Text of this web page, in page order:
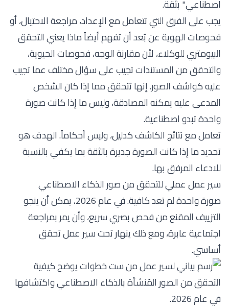
اصطناعي" بثقة.
يجب على الفرق التي تتعامل مع الإعداد، مراجعة الاحتيال، أو
فحوصات الهوية عن بُعد أن تفهم أيضاًماذا يعني التحقق
البيومتري للوكلاء، لأن مقارنة الوجه، فحوصات الحيوية،
والتحقق من المستندات تجيب على سؤال مختلف عما تجيب
عليه كواشف الصور. إنها تتحقق مما إذا كان الشخص
المدعى عليه يمكنه المصادقة، وليس ما إذا كانت صورة
واحدة تبدو اصطناعية.
تعامل مع نتائج الكاشف كدليل، وليس أحكاماً. الهدف هو
تحديد ما إذا كانت الصورة جديرة بالثقة بما يكفي بالنسبة
للادعاء المرفق بها.
سير عمل عملي للتحقق من صور الذكاء الاصطناعي
صورة واحدة لم تعد كافية. في عام 2026، يمكن أن ينجو
التزييف المقنع من فحص بصري سريع، وأن يمر بمراجعة
اجتماعية عابرة، ومع ذلك ينهار تحت سير عمل تحقق
أساسي.